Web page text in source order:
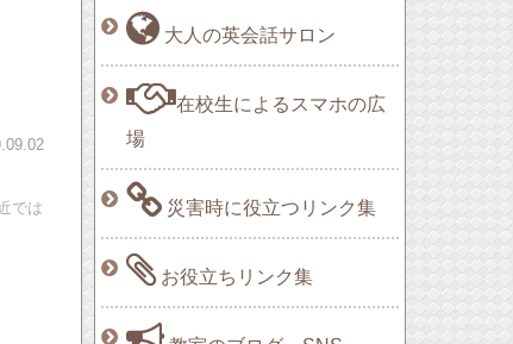
では
大人の英会話サロン
在校生によるスマホの広
場
災害時に役立つリンク集
お役立ちリンク集